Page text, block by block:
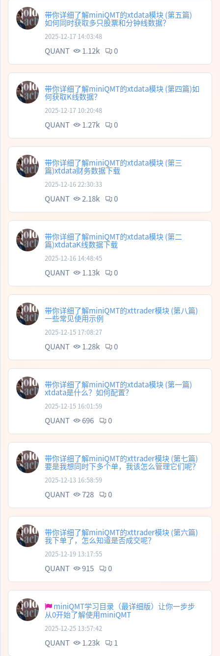
带你详细了解miniQMT的xtdata模块 (第五篇)
如何同时获取多只股票和分钟线数据？
2025-12-17 14:03:48
QUANT 1.12k 0
带你详细了解miniQMT的xtdata模块 (第四篇)如
何获取K线数据？
2025-12-17 10:20:48
QUANT 1.27k 0
带你详细了解miniQMT的xtdata模块 (第三
篇)xtdata财务数据下载
2025-12-16 22:30:33
QUANT 2.18k 0
带你详细了解miniQMT的xtdata模块 (第二
篇)xtdataK线数据下载
2025-12-16 14:48:45
QUANT 1.13k 0
带你详细了解miniQMT的xttrader模块 (第八篇)
一些常见使用示例
2025-12-15 17:08:27
QUANT 1.28k 0
带你详细了解miniQMT的xtdata模块 (第一篇)
xtdata是什么？如何配置？
2025-12-15 16:01:59
QUANT 696 0
带你详细了解miniQMT的xttrader模块 (第七篇)
要是我想同时下多个单，我该怎么管理它们呢？
2025-12-13 16:58:59
QUANT 728 0
带你详细了解miniQMT的xttrader模块 (第六篇)
我下单了，怎么知道是否成交呢？
2025-12-19 13:17:55
QUANT 915 0
miniQMT学习目录（最详细版）让你一步步
从0开始了解使用miniQMT
2025-12-25 13:57:42
QUANT 1.23k 1